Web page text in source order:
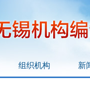
组织机构 新